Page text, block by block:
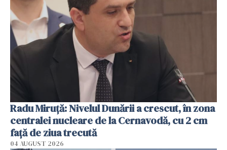
Radu Miruţă: Nivelul Dunării a crescut, în zona
centralei nucleare de la Cernavodă, cu 2 cm
faţă de ziua trecută
04 AUGUST 2026